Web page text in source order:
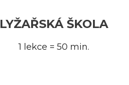
LYŽAŘSKÁ ŠKOLA
1 lekce = 50 min.